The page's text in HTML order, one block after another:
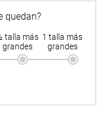
quedan?
talla más
grandes
1 talla más
grandes